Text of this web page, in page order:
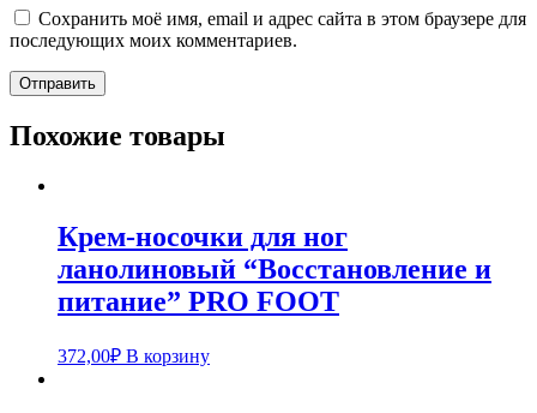
Сохранить моё имя, email и адрес сайта в этом браузере для
последующих моих комментариев.
Похожие товары
Крем-носочки для ног
ланолиновый “Восстановление и
питание” PRO FOOT
372,00₽ В корзину